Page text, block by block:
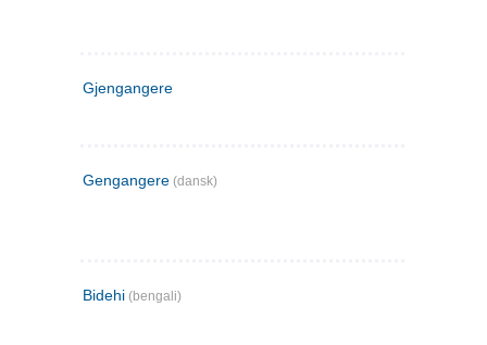
Gjengangere
Gengangere (dansk)
Bidehi (bengali)